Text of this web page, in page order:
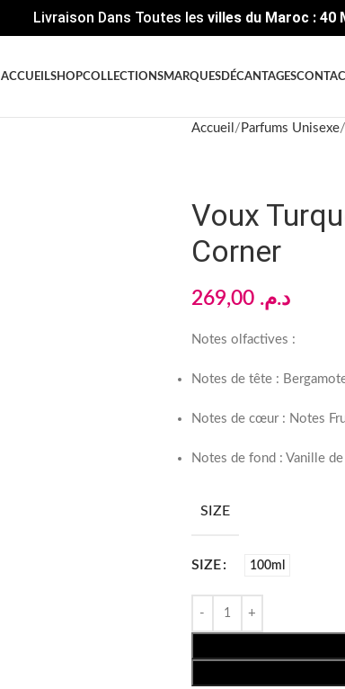
Livraison Dans Toutes les villes du Maroc : 40
ACCUEILSHOPCOLLECTIONSMARQUESDÉCANTAGES
Accueil Parfums Unisexe
Voux
Corner
د.م. 269,00
Notes olfactives :
Notes de tête :
Notes de cœur : Notes
Notes de fond : Vanille
SIZE
SIZE 100ml